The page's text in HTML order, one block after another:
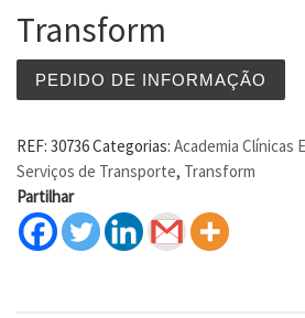
Transform
PEDIDO DE INFORMAÇÃO
REF: 30736Categorias: Academia Clínicas
Serviços de Transporte, Transform
Partilhar